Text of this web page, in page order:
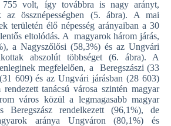
755 volt, így továbbra is nagy arányt,
az össznépességben (5. ábra). A mai
területén élő népesség arányaiban a 30
eltolódás. A magyarok három járás,
a Nagyszőlősi (58,3%) és az Ungvári
abszolút többséget (6. ábra). A
megfelelően, a Beregszászi (33
609) és az Ungvári járásban (28 603)
tanácsú városa szintén magyar
város közül a legmagasabb magyar
Beregszász rendelkezett (96,1%), de
aránya Ungváron (80,1%) és